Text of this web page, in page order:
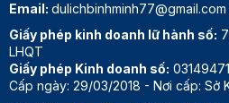
Email: dulichbinhminh77@gmail.com
Giấy phép kinh doanh lữ hành số:
LHQT
Giấy phép Kinh doanh số:
Cấp ngày: 29/03/2018 - Nơi cấp: Sở